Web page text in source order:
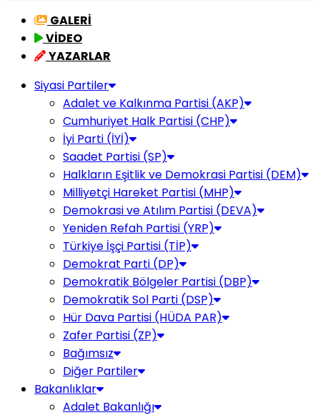
GALERİ
VİDEO
YAZARLAR
Siyasi Partiler
Adalet ve Kalkınma Partisi (AKP)
Cumhuriyet Halk Partisi (CHP)
İyi Parti (İYİ)
Saadet Partisi (SP)
Halkların Eşitlik ve Demokrasi Partisi (DEM)
Milliyetçi Hareket Partisi (MHP)
Demokrasi ve Atılım Partisi (DEVA)
Yeniden Refah Partisi (YRP)
Türkiye İşçi Partisi (TİP)
Demokrat Parti (DP)
Demokratik Bölgeler Partisi (DBP)
Demokratik Sol Parti (DSP)
Hür Dava Partisi (HÜDA PAR)
Zafer Partisi (ZP)
Bağımsız
Diğer Partiler
Bakanlıklar
Adalet Bakanlığı